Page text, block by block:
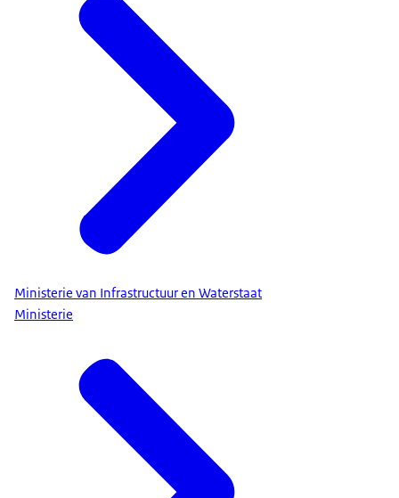
Ministerie van Infrastructuur en Waterstaat
Ministerie